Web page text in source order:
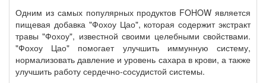
Одним из самых популярных продуктов FOHOW является
пищевая добавка "Фохоу Цао", которая содержит экстракт
травы "Фохоу", известной своими целебными свойствами.
"Фохоу Цао" помогает улучшить иммунную систему,
нормализовать давление и уровень сахара в крови, а также
улучшить работу сердечно-сосудистой системы.